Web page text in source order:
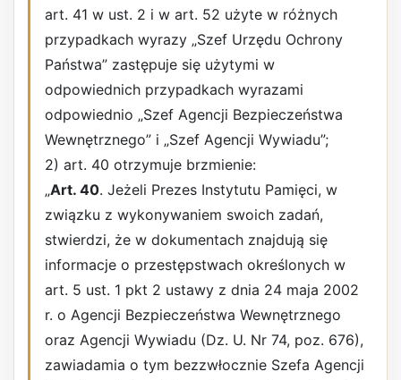
art. 41 w ust. 2 i w art. 52 użyte w różnych
przypadkach wyrazy „Szef Urzędu Ochrony
Państwa” zastępuje się użytymi w
odpowiednich przypadkach wyrazami
odpowiednio „Szef Agencji Bezpieczeństwa
Wewnętrznego” i „Szef Agencji Wywiadu”;
2) art. 40 otrzymuje brzmienie:
„Art. 40. Jeżeli Prezes Instytutu Pamięci, w
związku z wykonywaniem swoich zadań,
stwierdzi, że w dokumentach znajdują się
informacje o przestępstwach określonych w
art. 5 ust. 1 pkt 2 ustawy z dnia 24 maja 2002
r. o Agencji Bezpieczeństwa Wewnętrznego
oraz Agencji Wywiadu (Dz. U. Nr 74, poz. 676),
zawiadamia o tym bezzwłocznie Szefa Agencji